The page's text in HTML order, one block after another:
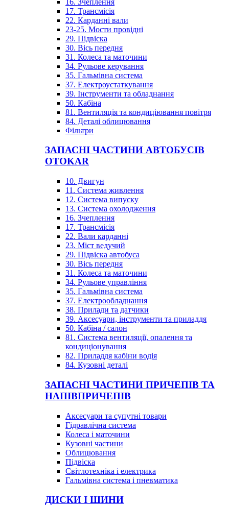
17. Трансмісія
22. Карданні вали
23-25. Мости провідні
29. Підвіска
30. Вісь передня
31. Колеса та маточини
34. Рульове керування
35. Гальмівна система
37. Електроустаткування
39. Інструменти та обладнання
50. Кабіна
81. Вентиляція та кондиціювання повітря
84. Деталі облицювання
Фільтри
ЗАПАСНІ ЧАСТИНИ АВТОБУСІВ
OTOKAR
10. Двигун
11. Система живлення
12. Система випуску
13. Система охолодження
16. Зчеплення
17. Трансмісія
22. Вали карданні
23. Міст ведучий
29. Підвіска автобуса
30. Вісь передня
31. Колеса та маточини
34. Рульове управління
35. Гальмівна система
37. Електрообладнання
38. Прилади та датчики
39. Аксесуари, інструменти та приладдя
50. Кабіна / салон
81. Система вентиляції, опалення та
кондиціонування
82. Приладдя кабіни водія
84. Кузовні деталі
ЗАПАСНІ ЧАСТИНИ ПРИЧЕПІВ ТА
НАПІВПРИЧЕПІВ
Аксесуари та супутні товари
Гідравлічна система
Колеса і маточини
Кузовні частини
Облицювання
Підвіска
Світлотехніка і електрика
Гальмівна система і пневматика
ДИСКИ І ШИНИ